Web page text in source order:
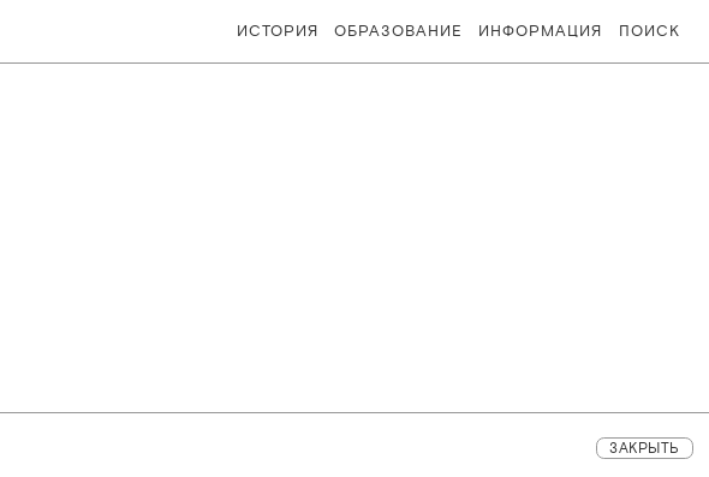
ИСТОРИЯ ОБРАЗОВАНИЕ ИНФОРМАЦИЯ ПОИСК
ЗАКРЫТЬ